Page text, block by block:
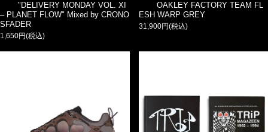
"DELIVERY MONDAY VOL. XI
– PLANET FLOW" Mixed by CRONO
SFADER
1,650円(税込)
OAKLEY FACTORY TEAM FL
ESH WARP GREY
31,900円(税込)